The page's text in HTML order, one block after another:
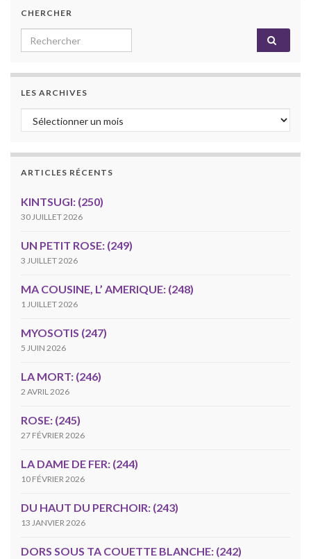
CHERCHER
Search for:
LES ARCHIVES
Les archives
ARTICLES RÉCENTS
KINTSUGI: (250)
30 JUILLET 2026
UN PETIT ROSE: (249)
3 JUILLET 2026
MA COUSINE, L’ AMERIQUE: (248)
1 JUILLET 2026
MYOSOTIS (247)
5 JUIN 2026
LA MORT: (246)
2 AVRIL 2026
ROSE: (245)
27 FÉVRIER 2026
LA DAME DE FER: (244)
10 FÉVRIER 2026
DU HAUT DU PERCHOIR: (243)
13 JANVIER 2026
DORS SOUS TA COUETTE BLANCHE: (242)